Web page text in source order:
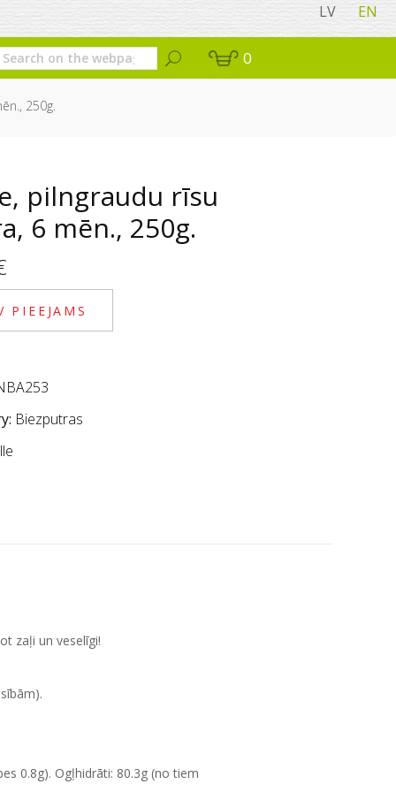
LV EN
0
250g.
pilngraudu rīsu
6 mēn., 250g.
PIEEJAMS
Biezputras
zaļi un veselīgi!
0.8g). Ogļhidrāti: 80.3g (no tiem